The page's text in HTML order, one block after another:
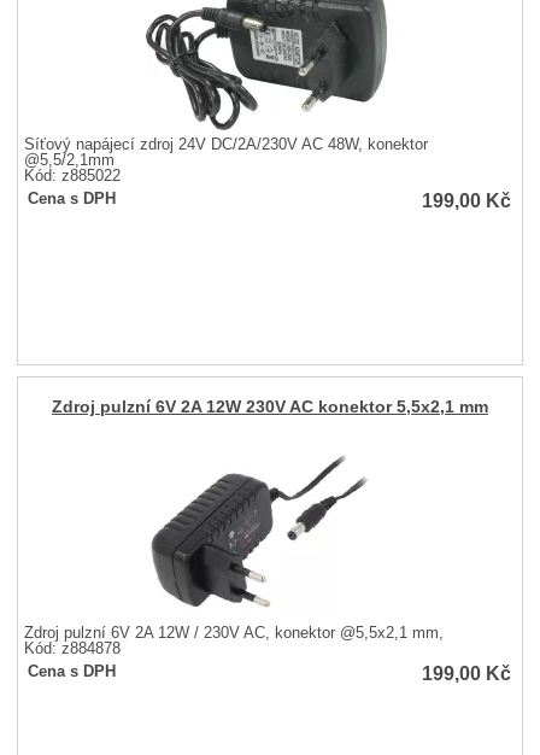
Síťový napájecí zdroj 24V DC/2A/230V AC 48W, konektor
@5,5/2,1mm
Kód: z885022
Cena s DPH
199,00 Kč
Zdroj pulzní 6V 2A 12W 230V AC konektor 5,5x2,1 mm
Zdroj pulzní 6V 2A 12W / 230V AC, konektor @5,5x2,1 mm,
Kód: z884878
Cena s DPH
199,00 Kč